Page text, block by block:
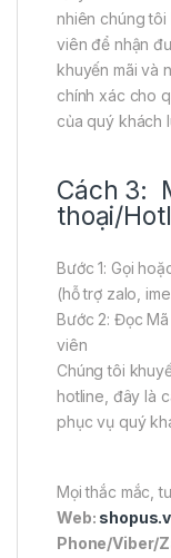
nhiên chúng
viên để nhận
khuyến mãi và
chính xác cho
của quý khách
Cách 3:
thoại/
Bước 1: Gọi
(hỗ trợ zalo,
Bước 2: Đọc
viên
Chúng tôi
hotline, đây là
phục vụ quý
Mọi thắc mắc,
Web:
Phone/Viber/